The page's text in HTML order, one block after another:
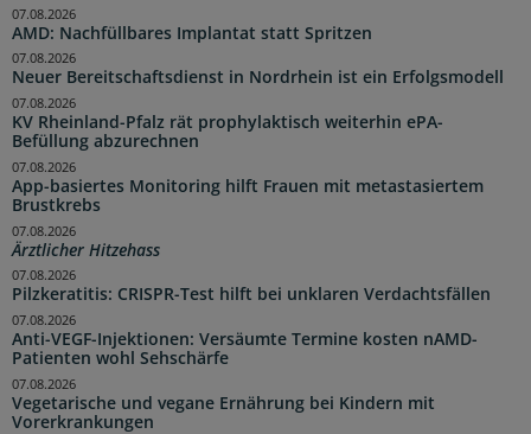
AMD: Nachfüllbares Implantat statt Spritzen
07.08.2026
Neuer Bereitschaftsdienst in Nordrhein ist ein Erfolgsmodell
07.08.2026
KV Rheinland-Pfalz rät prophylaktisch weiterhin ePA-
Befüllung abzurechnen
07.08.2026
App-basiertes Monitoring hilft Frauen mit metastasiertem
Brustkrebs
07.08.2026
Ärztlicher Hitzehass
07.08.2026
Pilzkeratitis: CRISPR-Test hilft bei unklaren Verdachtsfällen
07.08.2026
Anti-VEGF-Injektionen: Versäumte Termine kosten nAMD-
Patienten wohl Sehschärfe
07.08.2026
Vegetarische und vegane Ernährung bei Kindern mit
Vorerkrankungen
07.08.2026